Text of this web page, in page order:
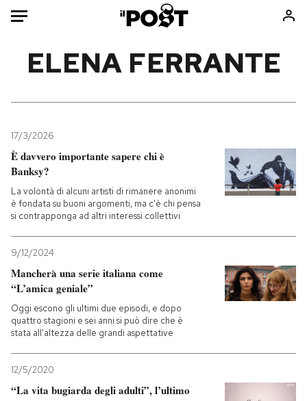
Mondo
Politica
Tecnologia
Internet
Scienza
Economia
Sport
Ok Boomer!
Media
Mondiali calcio 2026
PODCAST
ELENA FERRANTE
17/3/2026
È davvero importante sapere chi è
Banksy?
La volontà di alcuni artisti di rimanere anonimi
è fondata su buoni argomenti, ma c'è chi pensa
si contrapponga ad altri interessi collettivi
9/12/2024
Mancherà una serie italiana come
“L’amica geniale”
Oggi escono gli ultimi due episodi, e dopo
quattro stagioni e sei anni si può dire che è
stata all'altezza delle grandi aspettative
12/5/2020
“La vita bugiarda degli adulti”, l’ultimo